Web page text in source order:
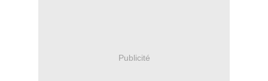
Publicité